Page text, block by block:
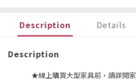
Description Details
Description
★線上購買大型家具前，請詳閱